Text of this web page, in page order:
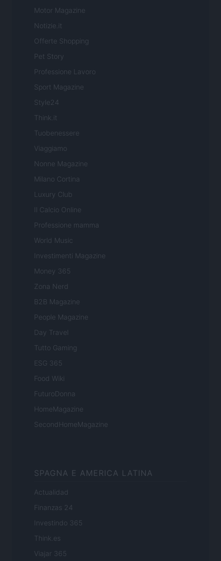
Motor Magazine
Notizie.it
Offerte Shopping
Pet Story
Professione Lavoro
Sport Magazine
Style24
Think.it
Tuobenessere
Viaggiamo
Nonne Magazine
Milano Cortina
Luxury Club
Il Calcio Online
Professione mamma
World Music
Investimenti Magazine
Money 365
Zona Nerd
B2B Magazine
People Magazine
Day Travel
Tutto Gaming
ESG 365
Food Wiki
FuturoDonna
HomeMagazine
SecondHomeMagazine
SPAGNA E AMERICA LATINA
Actualidad
Finanzas 24
Investindo 365
Think.es
Viajar 365